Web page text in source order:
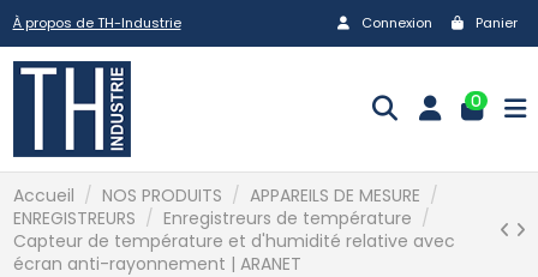
À propos de TH-Industrie Connexion Panier
0
Accueil NOS PRODUITS
APPAREILS DE MESURE
ENREGISTREURS
Enregistreurs de température
Capteur de température et d'humidité relative avec
écran anti-rayonnement | ARANET